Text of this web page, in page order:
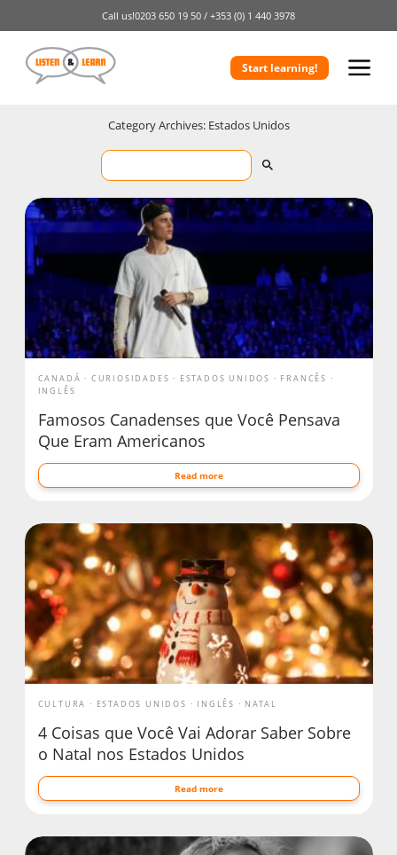
Call us!0203 650 19 50 / +353 (0) 1 440 3978
Start learning!
Category Archives: Estados Unidos
CANADÁ CURIOSIDADES ESTADOS UNIDOS
FRANCÊS
INGLÊS
Famosos Canadenses que Você Pensava
Que Eram Americanos
Read more
CULTURA ESTADOS UNIDOS INGLÊS NATAL
4 Coisas que Você Vai Adorar Saber Sobre
o Natal nos Estados Unidos
Read more